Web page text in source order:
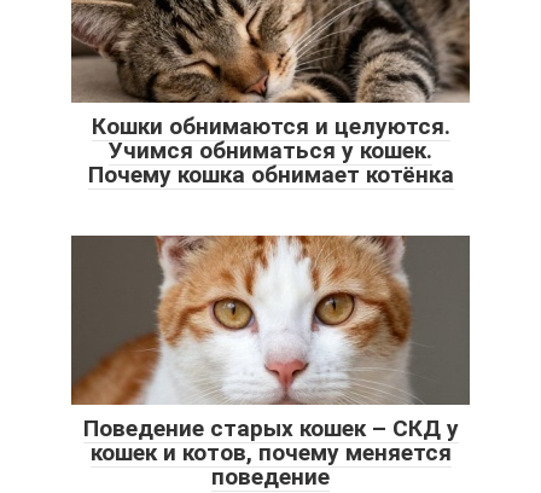
Кошки обнимаются и целуются.
Учимся обниматься у кошек.
Почему кошка обнимает котёнка
Поведение старых кошек – СКД у
кошек и котов, почему меняется
поведение